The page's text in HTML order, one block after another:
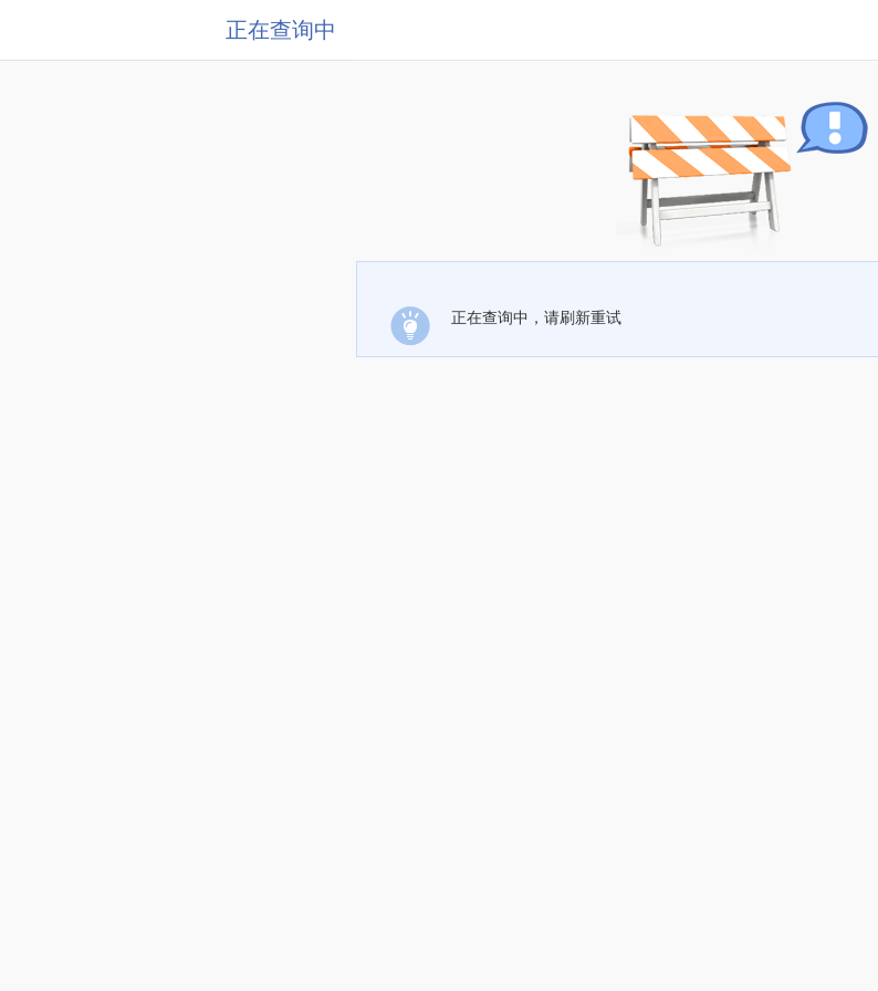
正在查询中
正在查询中，请刷新重试